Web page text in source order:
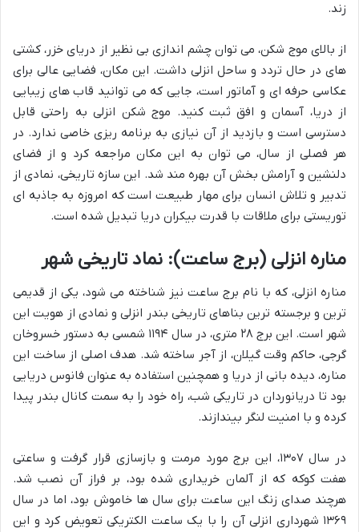
زند.
از بالای موج شکن، می توان چشم اندازی بی نظیر از دریای خزر، کشتی
های در حال تردد و ساحل انزلی داشت. این مکان، فضایی عالی برای
عکاسی حرفه ای و آماتور است، جایی که می توانید قاب های زیبایی
از دریا، آسمان و افق ثبت کنید. موج شکن انزلی به راحتی قابل
دسترسی است و بازدید از آن نیازی به برنامه ریزی خاصی ندارد. در
هر فصلی از سال، می توان به این مکان مراجعه کرد و از فضای
دلنشین و آرامش بخش آن بهره مند شد. این سازه تاریخی، نمادی از
تدبیر و تلاش انسان برای مهار طبیعت است که امروزه به جاذبه ای
توریستی برای ملاقات با قدرت بیکران دریا تبدیل شده است.
مناره انزلی (برج ساعت): نماد تاریخی شهر
مناره انزلی، که با نام برج ساعت نیز شناخته می شود، یکی از قدیمی
ترین و برجسته ترین بناهای تاریخی بندر انزلی و نمادی از هویت این
شهر است. این برج ۲۸ متری، در سال ۱۱۹۴ شمسی به دستور خسروخان
گرجی، حاکم وقت گیلان، از آجر ساخته شد. هدف اصلی از ساخت این
مناره، دیده بانی از دریا و همچنین استفاده به عنوان فانوس دریایی
بود تا دریانوردان در تاریکی شب، راه خود را به سمت کانال بندر پیدا
کرده و با امنیت لنگر بیندازند.
در سال ۱۳۰۷، این برج مورد مرمت و بازسازی قرار گرفت و ساعتی
هفت کوکه که از آلمان خریداری شده بود، بر فراز آن نصب شد.
هرچند صدای زنگ این ساعت برای سال ها خاموش بود، اما در سال
۱۳۶۹ شهرداری انزلی آن را با یک ساعت الکتریکی تعویض کرد و این